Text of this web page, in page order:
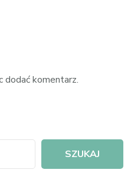
dodać komentarz.
SZUKAJ